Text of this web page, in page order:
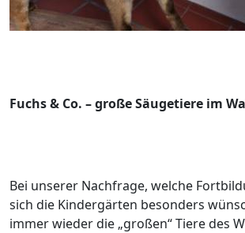
Fuchs & Co. – große Säugetiere im
Bei unserer Nachfrage, welche
sich die Kindergärten besonders
immer wieder die „großen“ Tiere des